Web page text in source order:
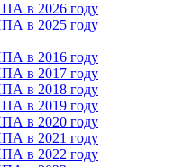
в 2026 году
в 2025 году
в 2016 году
в 2017 году
в 2018 году
в 2019 году
в 2020 году
в 2021 году
в 2022 году